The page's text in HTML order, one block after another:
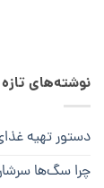
نوشته‌های تازه
دستور تهیه
چرا سگ‌ها